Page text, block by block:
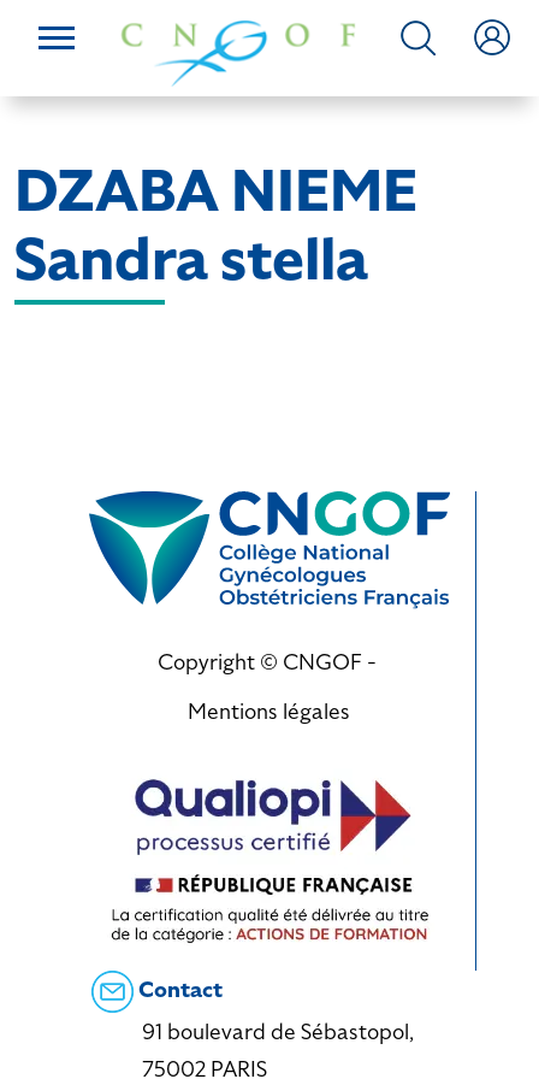
DZABA NIEME
Sandra stella
Copyright © CNGOF -
Mentions légales
Contact
91 boulevard de Sébastopol,
75002 PARIS